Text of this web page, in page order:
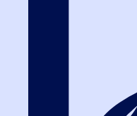
Шигаев
Кандидат медицинских
институтов закупок
государственного
Правительства
Термины и